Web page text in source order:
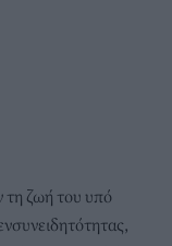
τη ζωή του υπό